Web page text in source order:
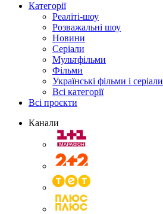
Категорії
Реаліті-шоу
Розважальні шоу
Новини
Серіали
Мультфільми
Фільми
Українські фільми і серіали
Всі категорії
Всі проєкти
Канали